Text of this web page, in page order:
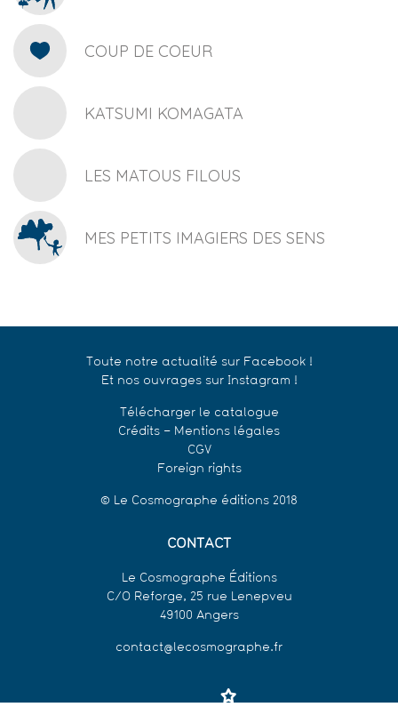
COUP DE COEUR
KATSUMI KOMAGATA
LES MATOUS FILOUS
MES PETITS IMAGIERS DES SENS
Toute notre actualité sur Facebook !
Et nos ouvrages sur Instagram !
Télécharger le catalogue
Crédits – Mentions légales
CGV
Foreign rights
© Le Cosmographe éditions 2018
CONTACT
Le Cosmographe Éditions
C/O Reforge, 25 rue Lenepveu
49100 Angers
contact@lecosmographe.fr